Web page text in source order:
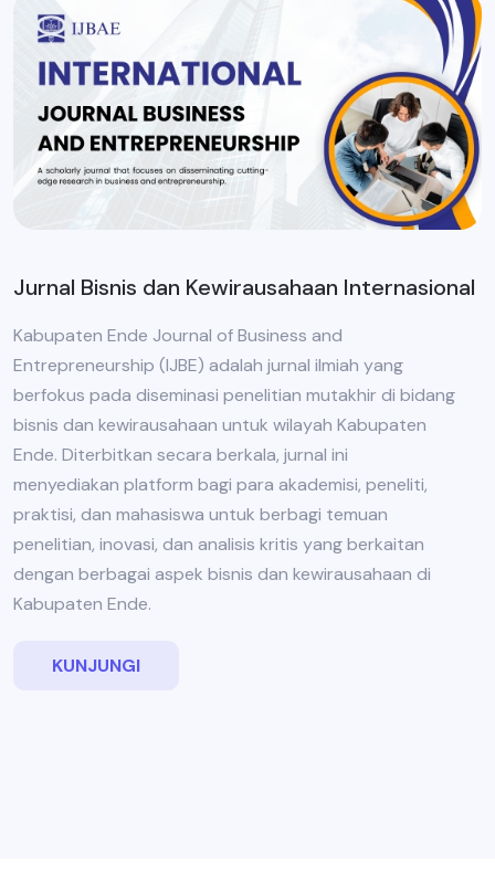
Jurnal Bisnis dan Kewirausahaan Internasional
Kabupaten Ende Journal of Business and
Entrepreneurship (IJBE) adalah jurnal ilmiah yang
berfokus pada diseminasi penelitian mutakhir di bidang
bisnis dan kewirausahaan untuk wilayah Kabupaten
Ende. Diterbitkan secara berkala, jurnal ini
menyediakan platform bagi para akademisi, peneliti,
praktisi, dan mahasiswa untuk berbagi temuan
penelitian, inovasi, dan analisis kritis yang berkaitan
dengan berbagai aspek bisnis dan kewirausahaan di
Kabupaten Ende.
KUNJUNGI